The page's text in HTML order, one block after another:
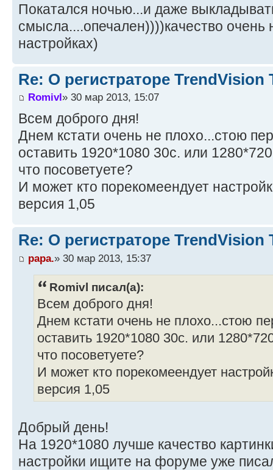
Покатался ночью...и даже
смысла....опечален))))качество очень
настройках)
Re: О регистраторе TrendVision
Romivl» 30 мар 2013, 15:07
Всем доброго дня!
Днем кстати очень не плохо...стою
оставить 1920*1080 30с. или
что посоветуете?
И может кто порекомеендует
версия 1,05
Re: О регистраторе TrendVision
papa.» 30 мар 2013, 15:37
Romivl писал(а):
Всем доброго дня!
Днем кстати очень не плохо...стою
оставить 1920*1080 30с. или
что посоветуете?
И может кто порекомеендует
версия 1,05
Добрый день!
На 1920*1080 лучше качество
настройки ищите на форуме уже